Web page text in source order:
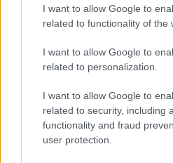
I want to allow Google to
related to functionality of the
I want to allow Google to
related to personalization.
I want to allow Google to
related to security, including
functionality and fraud
user protection.